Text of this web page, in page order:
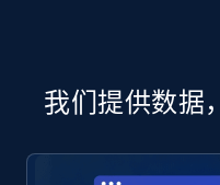
我们提供数据